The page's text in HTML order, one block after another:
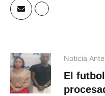
Noticia
El